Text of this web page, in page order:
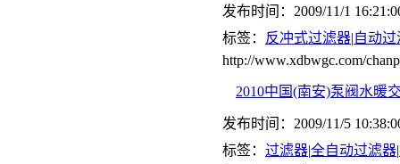
发布时间：2009/11/1
标签：
反冲式过滤器|自动过
http://www.xdbwgc.com/
2010中国(南安)泵阀水暖
发布时间：2009/11/5
标签： 过滤器|全自动过滤器|